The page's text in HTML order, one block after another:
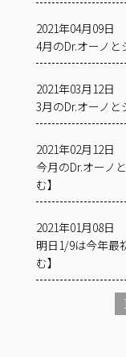
2021年04月09日
4月のDr.オーノと
2021年03月12日
3月のDr.オーノと
2021年02月12日
今月のDr.オーノ
む】
2021年01月08日
明日1/9は今年最
む】
1